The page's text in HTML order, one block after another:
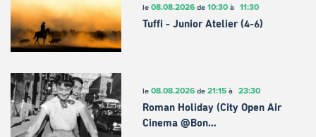
le 08.08.2026de 10:30à 11:30
Tuffi - Junior Atelier (4-6)
le 08.08.2026de 21:15à 23:30
Roman Holiday (City Open Air
Cinema @Bon…